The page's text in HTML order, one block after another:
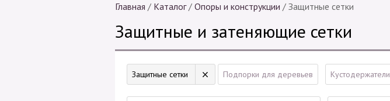
Главная / Каталог / Опоры и конструкции / Защитные сетки
Защитные и затеняющие сетки
Защитные сетки Подпорки для деревьев Кустодержатели